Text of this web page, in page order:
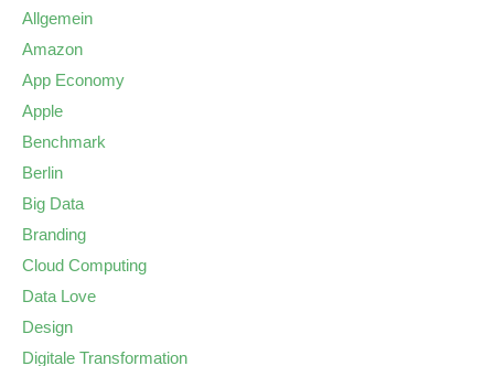
Allgemein
Amazon
App Economy
Apple
Benchmark
Berlin
Big Data
Branding
Cloud Computing
Data Love
Design
Digitale Transformation